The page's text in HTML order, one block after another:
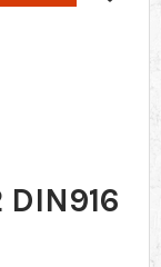
DIN916